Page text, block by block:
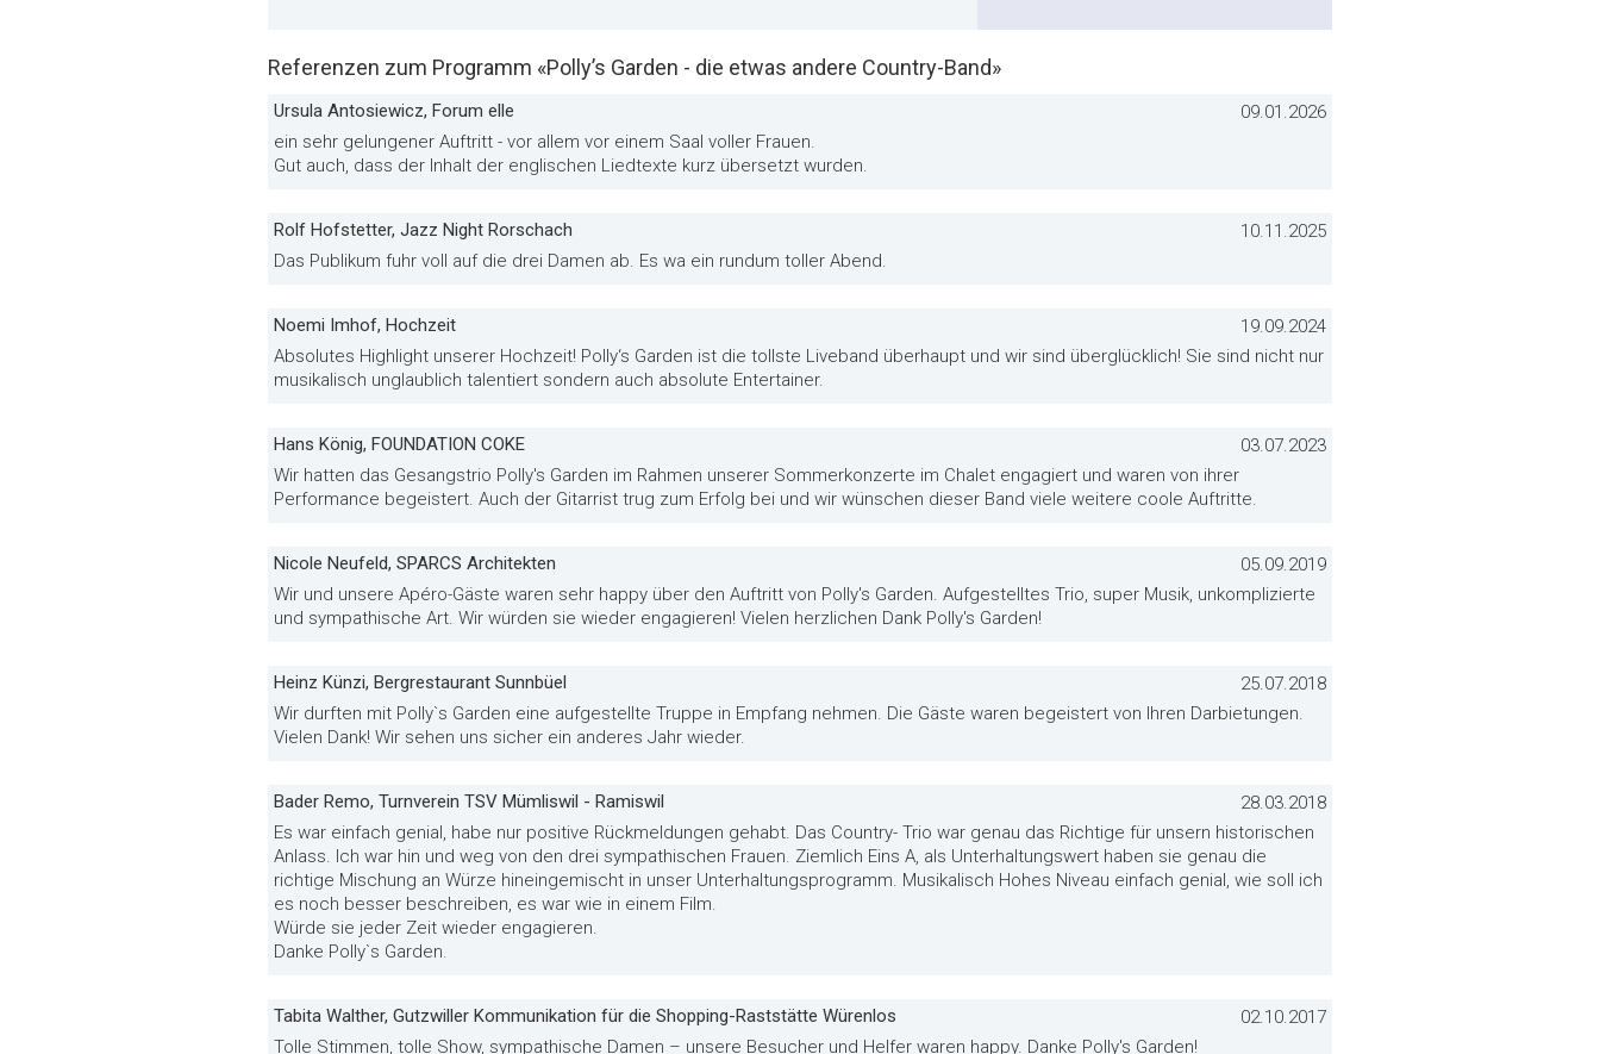
Referenzen zum Programm «Polly’s Garden - die etwas andere Country-Band»
Ursula Antosiewicz, Forum elle
09.01.2026
ein sehr gelungener Auftritt - vor allem vor einem Saal voller Frauen.
Gut auch, dass der Inhalt der englischen Liedtexte kurz übersetzt wurden.
Rolf Hofstetter, Jazz Night Rorschach
10.11.2025
Das Publikum fuhr voll auf die drei Damen ab. Es wa ein rundum toller Abend.
Noemi Imhof, Hochzeit
19.09.2024
Absolutes Highlight unserer Hochzeit! Polly‘s Garden ist die tollste Liveband überhaupt und wir sind überglücklich! Sie sind nicht nur
musikalisch unglaublich talentiert sondern auch absolute Entertainer.
Hans König, FOUNDATION COKE
03.07.2023
Wir hatten das Gesangstrio Polly's Garden im Rahmen unserer Sommerkonzerte im Chalet engagiert und waren von ihrer
Performance begeistert. Auch der Gitarrist trug zum Erfolg bei und wir wünschen dieser Band viele weitere coole Auftritte.
Nicole Neufeld, SPARCS Architekten
05.09.2019
Wir und unsere Apéro-Gäste waren sehr happy über den Auftritt von Polly's Garden. Aufgestelltes Trio, super Musik, unkomplizierte
und sympathische Art. Wir würden sie wieder engagieren! Vielen herzlichen Dank Polly's Garden!
Heinz Künzi, Bergrestaurant Sunnbüel
25.07.2018
Wir durften mit Polly`s Garden eine aufgestellte Truppe in Empfang nehmen. Die Gäste waren begeistert von Ihren Darbietungen.
Vielen Dank! Wir sehen uns sicher ein anderes Jahr wieder.
Bader Remo, Turnverein TSV Mümliswil - Ramiswil
28.03.2018
Es war einfach genial, habe nur positive Rückmeldungen gehabt. Das Country- Trio war genau das Richtige für unsern historischen
Anlass. Ich war hin und weg von den drei sympathischen Frauen. Ziemlich Eins A, als Unterhaltungswert haben sie genau die
richtige Mischung an Würze hineingemischt in unser Unterhaltungsprogramm. Musikalisch Hohes Niveau einfach genial, wie soll ich
es noch besser beschreiben, es war wie in einem Film.
Würde sie jeder Zeit wieder engagieren.
Danke Polly`s Garden.
Tabita Walther, Gutzwiller Kommunikation für die Shopping-Raststätte Würenlos
02.10.2017
Tolle Stimmen, tolle Show, sympathische Damen – unsere Besucher und Helfer waren happy. Danke Polly's Garden!